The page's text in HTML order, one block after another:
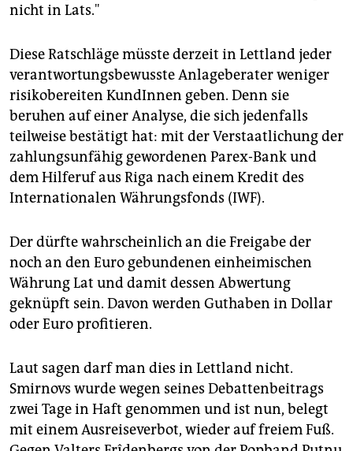
nicht in Lats."
Diese Ratschläge müsste derzeit in Lettland jeder
verantwortungsbewusste Anlageberater weniger
risikobereiten KundInnen geben. Denn sie
beruhen auf einer Analyse, die sich jedenfalls
teilweise bestätigt hat: mit der Verstaatlichung der
zahlungsunfähig gewordenen Parex-Bank und
dem Hilferuf aus Riga nach einem Kredit des
Internationalen Währungsfonds (IWF).
Der dürfte wahrscheinlich an die Freigabe der
noch an den Euro gebundenen einheimischen
Währung Lat und damit dessen Abwertung
geknüpft sein. Davon werden Guthaben in Dollar
oder Euro profitieren.
Laut sagen darf man dies in Lettland nicht.
Smirnovs wurde wegen seines Debattenbeitrags
zwei Tage in Haft genommen und ist nun, belegt
mit einem Ausreiseverbot, wieder auf freiem Fuß.